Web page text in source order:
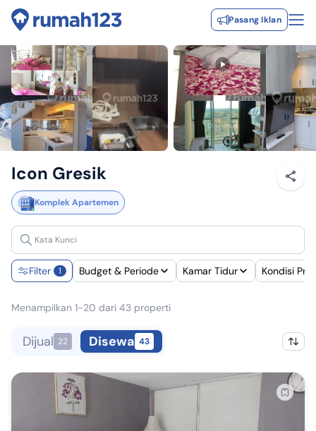
Pasang Iklan
Icon Gresik
Komplek Apartemen
Filter 1 Budget & Periode Kamar Tidur Kondisi
Menampilkan 1-20 dari 43 properti
Dijual 22 Disewa 43